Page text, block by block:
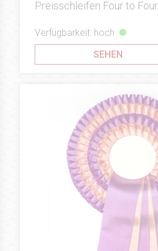
Preisschleifen Four to Four
Verfügbarkeit: hoch
SEHEN